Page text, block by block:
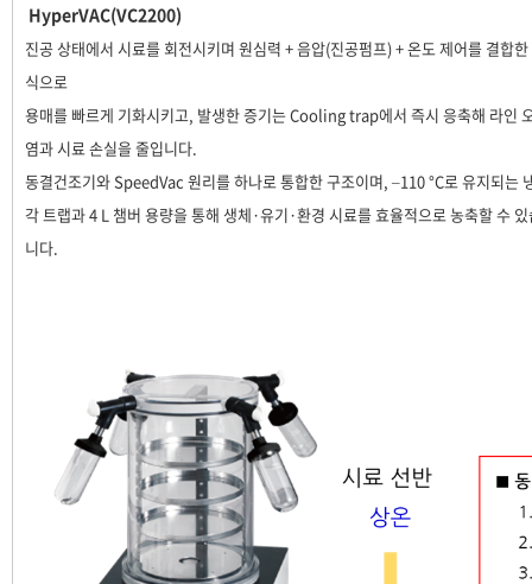
HyperVAC(VC2200)
진공 상태에서 시료를 회전시키며 원심력 + 음압(진공펌프) + 온도 제어를 결합
식으로
용매를 빠르게 기화시키고, 발생한 증기는 Cooling trap에서 즉시 응축해 라인
염과 시료 손실을 줄입니다.
동결건조기와 SpeedVac 원리를 하나로 통합한 구조이며, –110 °C로 유지되는
각 트랩과 4 L 챔버 용량을 통해 생체·유기·환경 시료를 효율적으로 농축할 수
니다.